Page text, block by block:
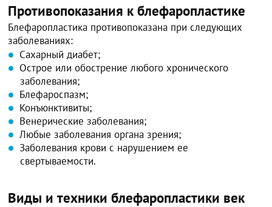
Противопоказания к блефаропластике
Блефаропластика противопоказана при следующих
заболеваниях:
Сахарный диабет;
Острое или обострение любого хронического
заболевания;
Блефароспазм;
Конъюнктивиты;
Венерические заболевания;
Любые заболевания органа зрения;
Заболевания крови с нарушением ее
свертываемости.
Виды и техники блефаропластики век